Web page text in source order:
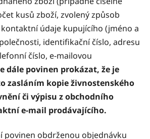
kusů zboží, zvolený způsob
údaje kupujícího (jméno a
identifikační číslo, adresu
číslo, e-mailovou
dále povinen prokázat, že je
zasláním kopie živnostenského
či výpisu z obchodního
e-mail prodávajícího.
povinen obdrženou objednávku